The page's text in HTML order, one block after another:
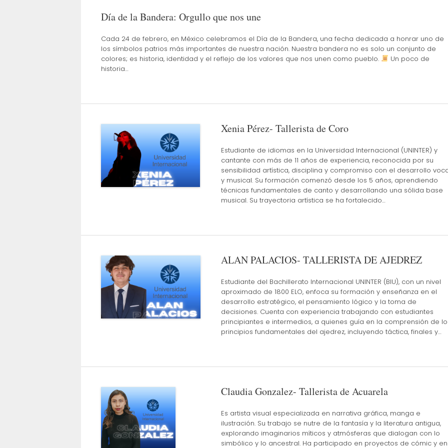
Día de la Bandera: Orgullo que nos une
Cada 24 de febrero, en México celebramos el Día de la Bandera, una fecha dedicada a honrar uno de
los símbolos patrios más importantes de nuestra nación. Nuestra bandera no es solo un conjunto de
colores; es historia, identidad y el reflejo de los valores que nos unen como pueblo.
Un poco de
historia…
Xenia Pérez- Tallerista de Coro
Estudiante de idiomas en la Universidad Internacional (UNINTER) y
cantante con más de 11 años de experiencia, reconocida por su
sensibilidad artística, disciplina y compromiso con el desarrollo
y musical. Su formación comenzó desde los 5 años, aprendiendo
técnicas fundamentales de canto y desarrollando una sólida base
musical. Su trayectoria artística se ha fortalecido…
ALAN PALACIOS- TALLERISTA DE AJEDREZ
Estudiante del Bachillerato Internacional UNINTER (BIU), con un nivel
aproximado de 1800 ELO, enfoca su formación y enseñanza en el
desarrollo estratégico, el pensamiento lógico y la toma de
decisiones. Cuenta con experiencia trabajando con estudiantes
principiantes e intermedios, a quienes guía en la comprensión de
principios fundamentales del ajedrez, incluyendo táctica, finales y…
Claudia Gonzalez- Tallerista de Acuarela
Es artista visual especializada en narrativa gráfica, manga e
ilustración. Su trabajo se nutre de la fantasía y la literatura antigua,
explorando imaginarios míticos y atmósferas que dialogan con lo
simbólico y lo ancestral. Ha participado en proyectos de cómic y en